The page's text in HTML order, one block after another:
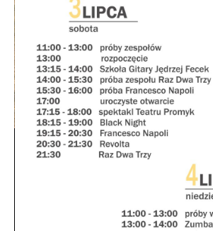
Projekt Kompleksu
rejonie ulic Lubowska,